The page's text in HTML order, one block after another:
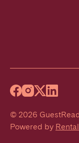
© 2026
Powered by